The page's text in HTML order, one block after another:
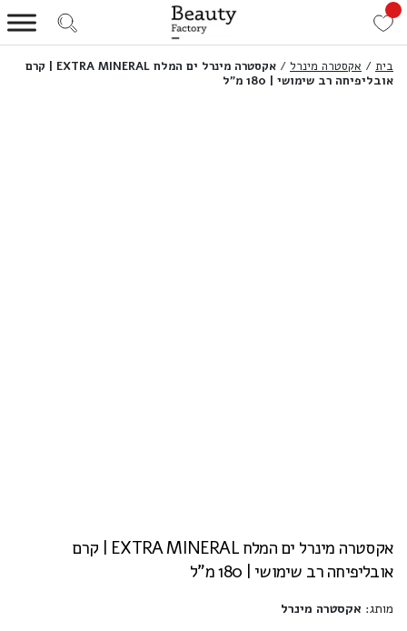
בית / אקסטרה מינרל /
אקסטרה מינרל ים המלח EXTRA MINERAL | קרם
אובליפיחה רב שימושי | 180 מ”ל
אקסטרה מינרל ים המלח EXTRA MINERAL | קרם
אובליפיחה רב שימושי | 180 מ"ל
מותג: אקסטרה מינרל